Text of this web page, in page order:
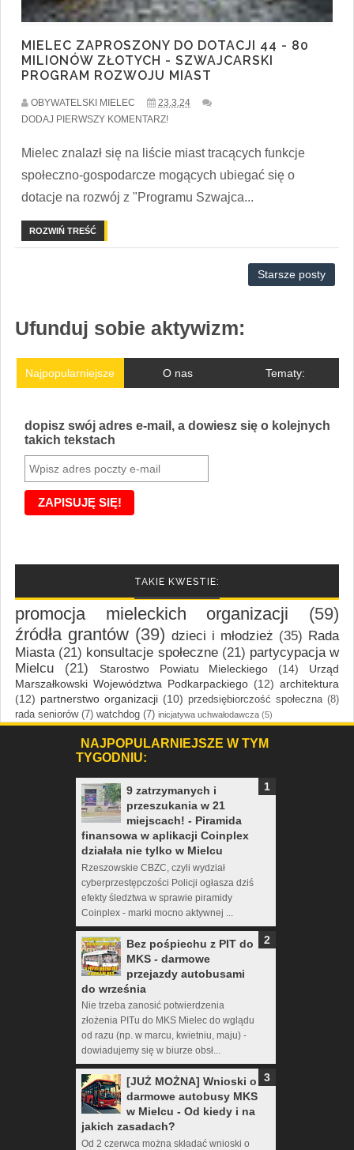
MIELEC ZAPROSZONY DO DOTACJI 44 - 80
MILIONÓW ZŁOTYCH - SZWAJCARSKI
PROGRAM ROZWOJU MIAST
OBYWATELSKI MIELEC
23.3.24
DODAJ PIERWSZY KOMENTARZ!
Mielec znalazł się na liście miast tracących funkcje
społeczno-gospodarcze mogących ubiegać się o
dotacje na rozwój z "Programu Szwajca...
ROZWIŃ TREŚĆ
Starsze posty
Ufunduj sobie aktywizm:
Najpopularniejsze O nas Tematy:
dopisz swój adres e-mail, a dowiesz się o kolejnych
takich tekstach
TAKIE KWESTIE:
promocja mieleckich organizacji
(59)
źródła grantów (39) dzieci i młodzież (35) Rada
Miasta (21) konsultacje społeczne (21) partycypacja w
Mielcu
(21) Starostwo Powiatu Mieleckiego (14)
Urząd
Marszałkowski Województwa Podkarpackiego (12) architektura
(12) partnerstwo organizacji (10) przedsiębiorczość społeczna (8)
rada seniorów (7) watchdog (7) inicjatywa uchwałodawcza (5)
NAJPOPULARNIEJSZE W TYM
TYGODNIU:
9 zatrzymanych i
przeszukania w 21
miejscach! - Piramida
finansowa w aplikacji Coinplex
działała nie tylko w Mielcu
Rzeszowskie CBZC, czyli wydział
cyberprzestępczości Policji ogłasza dziś
efekty śledztwa w sprawie piramidy
Coinplex - marki mocno aktywnej ...
Bez pośpiechu z PIT do
MKS - darmowe
przejazdy autobusami
do września
Nie trzeba zanosić potwierdzenia
złożenia PITu do MKS Mielec do wglądu
od razu (np. w marcu, kwietniu, maju) -
dowiadujemy się w biurze obsł...
[JUŻ MOŻNA] Wnioski o
darmowe autobusy MKS
w Mielcu - Od kiedy i na
jakich zasadach?
Od 2 czerwca można składać wnioski o